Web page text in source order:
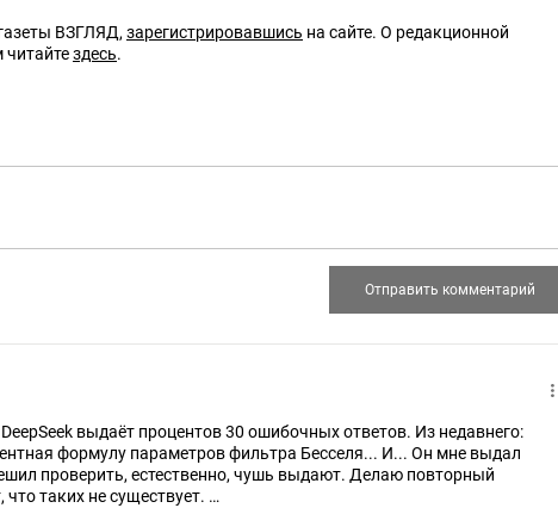
ВЗГЛЯД,зарегистрировавшись на сайте. О редакционной
здесь.
выдаёт процентов 30 ошибочных ответов. Из недавнего:
формулу параметров фильтра Бесселя... И... Он мне выдал
проверить, естественно, чушь выдают. Делаю повторный
что таких не существует.